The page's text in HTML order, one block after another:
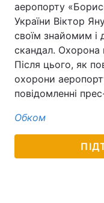
Послуги
Тема оформлення
аеропорту
України Віктор
своїм знайомим і
скандал. Охорона
Після цього, як
охорони
повідомленні
Обком